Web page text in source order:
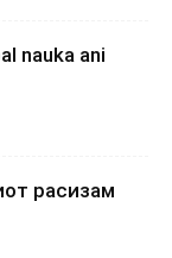
nauka ani
расизам